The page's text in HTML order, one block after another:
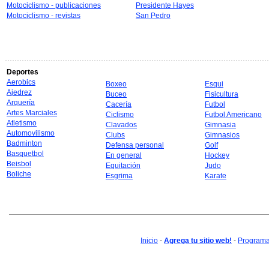
Motociclismo - publicaciones
Motociclismo - revistas
Presidente Hayes
San Pedro
Deportes
Aerobics
Ajedrez
Arquería
Artes Marciales
Atletismo
Automovilismo
Badminton
Basquetbol
Beisbol
Boliche
Boxeo
Buceo
Cacería
Ciclismo
Clavados
Clubs
Defensa personal
En general
Equitación
Esgrima
Esqui
Fisicultura
Futbol
Futbol Americano
Gimnasia
Gimnasios
Golf
Hockey
Judo
Karate
Inicio - Agrega tu sitio web! -